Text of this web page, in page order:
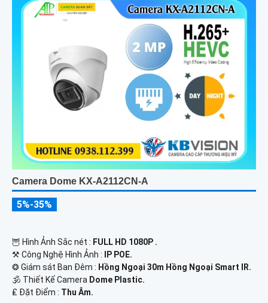
Camera Dome KX-A2112CN-A
5%-35%
🦉 Hình Ảnh Sắc nét : FULL HD 1080P .
⚒ Công Nghệ Hình Ảnh :
IP POE.
❂ Giám sát Ban Đêm : Hồng Ngoại 30m Hồng Ngoại Smart IR.
🕉️ Thiết Kế Camera Dome Plastic.
️₤ Đặt Điểm : Thu Âm.